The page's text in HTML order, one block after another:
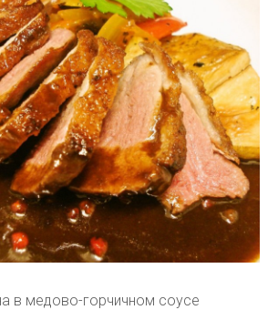
в медово-горчичном соусе